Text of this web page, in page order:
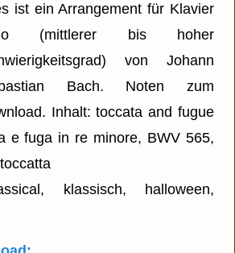
ist ein Arrangement für Klavier
(mittlerer bis hoher
von Johann
Bach. Noten zum
Inhalt: toccata and fugue
e fuga in re minore, BWV 565,
klassisch, halloween,